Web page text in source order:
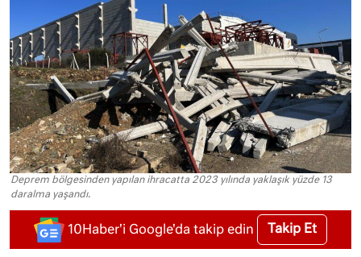
Deprem bölgesinden yapılan ihracatta 2023 yılında yaklaşık yüzde 13
daralma yaşandı.
10Haber'i Google'da takip edin Takip Et